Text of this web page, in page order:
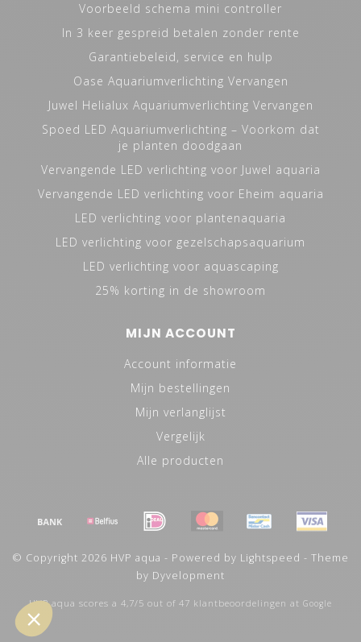
Voorbeeld schema mini controller
In 3 keer gespreid betalen zonder rente
Garantiebeleid, service en hulp
Oase Aquariumverlichting Vervangen
Juwel Helialux Aquariumverlichting Vervangen
Spoed LED Aquariumverlichting – Voorkom dat
je planten doodgaan
Vervangende LED verlichting voor Juwel aquaria
Vervangende LED verlichting voor Eheim aquaria
LED verlichting voor plantenaquaria
LED verlichting voor gezelschapsaquarium
LED verlichting voor aquascaping
25% korting in de showroom
MIJN ACCOUNT
Account informatie
Mijn bestellingen
Mijn verlanglijst
Vergelijk
Alle producten
© Copyright 2026 HVP aqua - Powered by Lightspeed - Theme
by Dyvelopment
HVP aqua scores a 4,7/5 out of 47 klantbeoordelingen at Google